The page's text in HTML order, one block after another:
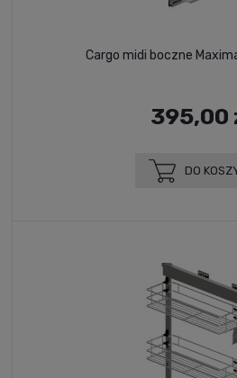
Cargo midi boczne
395,00
DO